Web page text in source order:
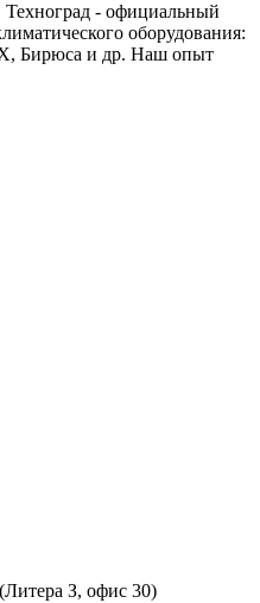
Техноград - официальный
оборудования:
Бирюса и др. Наш опыт
З, офис 30)